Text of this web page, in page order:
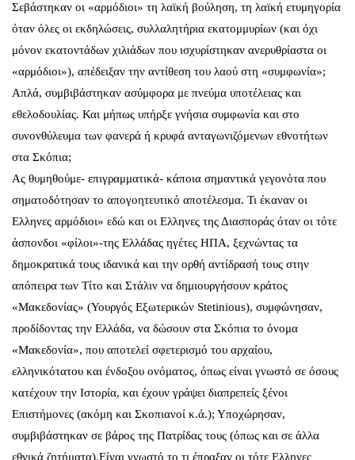
Σεβάστηκαν οι «αρμόδιοι» τη λαϊκή βούληση, τη λαϊκή ετυμηγορία
όταν όλες οι εκδηλώσεις, συλλαλητήρια εκατομμυρίων (και όχι
μόνον εκατοντάδων χιλιάδων που ισχυρίστηκαν ανερυθρίαστα οι
«αρμόδιοι»), απέδειξαν την αντίθεση του λαού στη «συμφωνία»;
Απλά, συμβιβάστηκαν ασύμφορα με πνεύμα υποτέλειας και
εθελοδουλίας. Και μήπως υπήρξε γνήσια συμφωνία και στο
συνονθύλευμα των φανερά ή κρυφά ανταγωνιζόμενων εθνοτήτων
στα Σκόπια;
Ας θυμηθούμε- επιγραμματικά- κάποια σημαντικά γεγονότα που
σηματοδότησαν το απογοητευτικό αποτέλεσμα. Τι έκαναν οι
Ελληνες αρμόδιοι» εδώ και οι Ελληνες της Διασποράς όταν οι τότε
άσπονδοι «φίλοι»-της Ελλάδας ηγέτες ΗΠΑ, ξεχνώντας τα
δημοκρατικά τους ιδανικά και την ορθή αντίδρασή τους στην
απόπειρα των Τίτο και Στάλιν να δημιουργήσουν κράτος
«Μακεδονίας» (Υουργός Εξωτερικών Stetinious), συμφώνησαν,
προδίδοντας την Ελλάδα, να δώσουν στα Σκόπια το όνομα
«Μακεδονία», που αποτελεί σφετερισμό του αρχαίου,
ελληνικότατου και ένδοξου ονόματος, όπως είναι γνωστό σε όσους
κατέχουν την Ιστορία, και έχουν γράψει διαπρεπείς ξένοι
Επιστήμονες (ακόμη και Σκοπιανοί κ.ά.); Υποχώρησαν,
συμβιβάστηκαν σε βάρος της Πατρίδας τους (όπως και σε άλλα
εθνικά ζητήματα).Είναι γνωστό το τι έπραξαν οι τότε Ελληνες